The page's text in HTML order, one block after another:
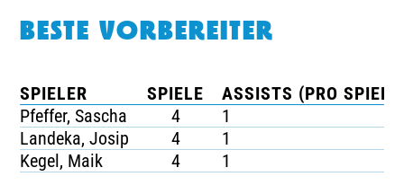
BESTE VORBEREITER
SPIELER SPIELE
ASSISTS (PRO SPIEL)
Pfeffer, Sascha
4
1
Landeka, Josip
4
1
Kegel, Maik
4 1